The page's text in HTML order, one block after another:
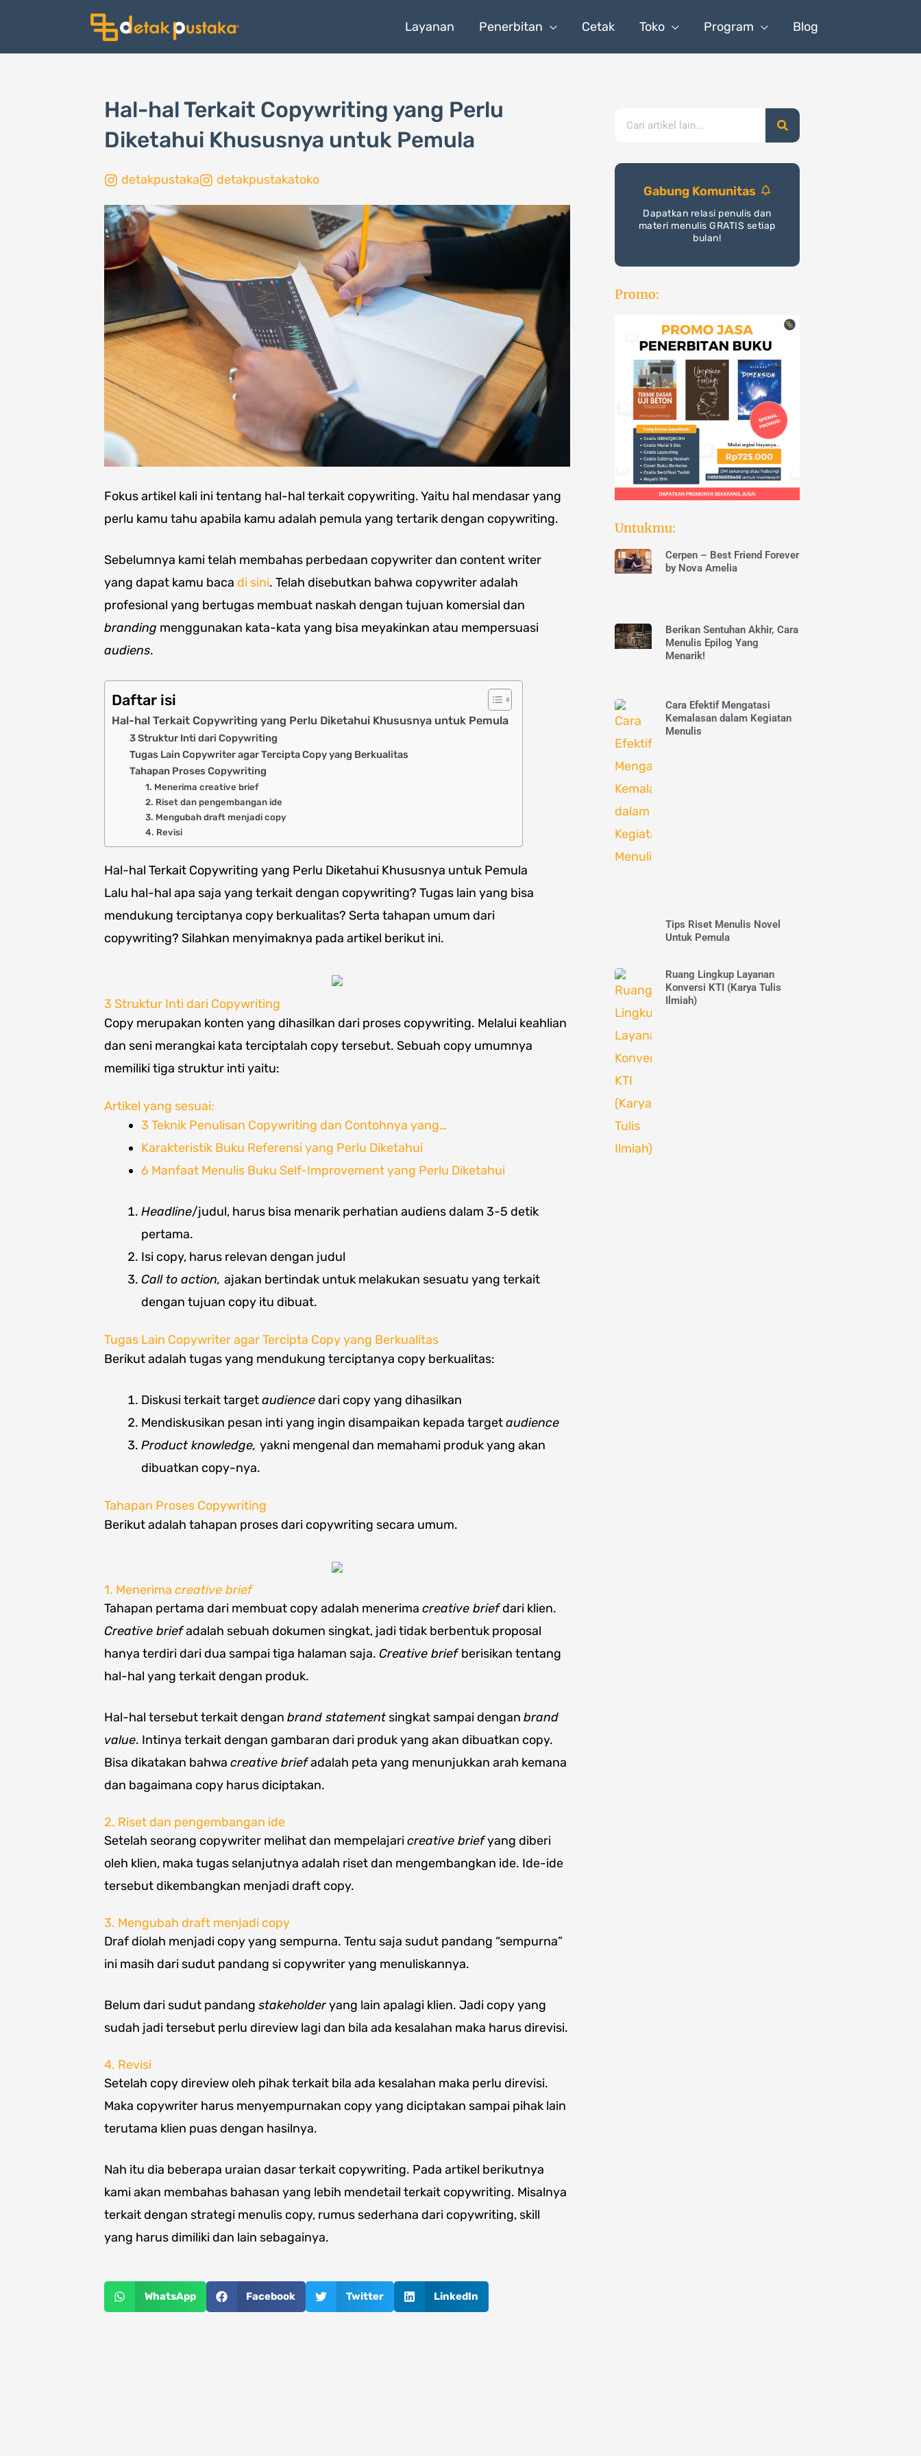
konten
Layanan Penerbitan Cetak Toko Program Blog
Hal-hal Terkait Copywriting yang Perlu
Diketahui Khususnya untuk Pemula
detakpustaka detakpustakatoko
Fokus artikel kali ini tentang hal-hal terkait copywriting. Yaitu hal mendasar yang
perlu kamu tahu apabila kamu adalah pemula yang tertarik dengan copywriting.
Sebelumnya kami telah membahas perbedaan copywriter dan content writer
yang dapat kamu baca di sini. Telah disebutkan bahwa copywriter adalah
profesional yang bertugas membuat naskah dengan tujuan komersial dan
branding menggunakan kata-kata yang bisa meyakinkan atau mempersuasi
audiens.
Daftar isi
Hal-hal Terkait Copywriting yang Perlu Diketahui Khususnya untuk Pemula
3 Struktur Inti dari Copywriting
Tugas Lain Copywriter agar Tercipta Copy yang Berkualitas
Tahapan Proses Copywriting
1. Menerima creative brief
2. Riset dan pengembangan ide
3. Mengubah draft menjadi copy
4. Revisi
Hal-hal Terkait Copywriting yang Perlu Diketahui Khususnya untuk Pemula
Lalu hal-hal apa saja yang terkait dengan copywriting? Tugas lain yang bisa
mendukung terciptanya copy berkualitas? Serta tahapan umum dari
copywriting? Silahkan menyimaknya pada artikel berikut ini.
3 Struktur Inti dari Copywriting
Copy merupakan konten yang dihasilkan dari proses copywriting. Melalui keahlian
dan seni merangkai kata terciptalah copy tersebut. Sebuah copy umumnya
memiliki tiga struktur inti yaitu:
Artikel yang sesuai:
3 Teknik Penulisan Copywriting dan Contohnya yang…
Karakteristik Buku Referensi yang Perlu Diketahui
6 Manfaat Menulis Buku Self-Improvement yang Perlu Diketahui
Headline/judul, harus bisa menarik perhatian audiens dalam 3-5 detik
pertama.
Isi copy, harus relevan dengan judul
Call to action, ajakan bertindak untuk melakukan sesuatu yang terkait
dengan tujuan copy itu dibuat.
Tugas Lain Copywriter agar Tercipta Copy yang Berkualitas
Berikut adalah tugas yang mendukung terciptanya copy berkualitas:
Diskusi terkait targetaudiencedari copy yang dihasilkan
Mendiskusikan pesan inti yang ingin disampaikan kepada targetaudience
Product knowledge, yakni mengenal dan memahami produk yang akan
dibuatkan copy-nya.
Tahapan Proses Copywriting
Berikut adalah tahapan proses dari copywriting secara umum.
1. Menerima creative brief
Tahapan pertama dari membuat copy adalah menerima creative briefdari klien.
Creative briefadalah sebuah dokumen singkat, jadi tidak berbentuk proposal
hanya terdiri dari dua sampai tiga halaman saja. Creative briefberisikan tentang
hal-hal yang terkait dengan produk.
Hal-hal tersebut terkait dengan brand statement singkat sampai dengan brand
value. Intinya terkait dengan gambaran dari produk yang akan dibuatkan copy.
Bisa dikatakan bahwa creative briefadalah peta yang menunjukkan arah kemana
dan bagaimana copy harus diciptakan.
2. Riset dan pengembangan ide
Setelah seorang copywriter melihat dan mempelajaricreative briefyang diberi
oleh klien, maka tugas selanjutnya adalah riset dan mengembangkan ide. Ide-ide
tersebut dikembangkan menjadi draft copy.
3. Mengubah draft menjadi copy
Draf diolah menjadi copy yang sempurna. Tentu saja sudut pandang “sempurna”
ini masih dari sudut pandang si copywriter yang menuliskannya.
Belum dari sudut pandang stakeholderyang lain apalagi klien. Jadi copy yang
sudah jadi tersebut perlu direview lagi dan bila ada kesalahan maka harus direvisi.
4. Revisi
Setelah copy direview oleh pihak terkait bila ada kesalahan maka perlu direvisi.
Maka copywriter harus menyempurnakan copy yang diciptakan sampai pihak lain
terutama klien puas dengan hasilnya.
Nah itu dia beberapa uraian dasar terkait copywriting. Pada artikel berikutnya
kami akan membahas bahasan yang lebih mendetail terkait copywriting. Misalnya
terkait dengan strategi menulis copy, rumus sederhana dari copywriting, skill
yang harus dimiliki dan lain sebagainya.
WhatsApp Facebook Twitter LinkedIn
Gabung Komunitas
Dapatkan relasi penulis dan
materi menulis GRATIS setiap
bulan!
Promo:
Untukmu:
Cerpen – Best Friend Forever
by Nova Amelia
Berikan Sentuhan Akhir, Cara
Menulis Epilog Yang
Menarik!
Cara Efektif Mengatasi
Kemalasan dalam Kegiatan
Menulis
Tips Riset Menulis Novel
Untuk Pemula
Ruang Lingkup Layanan
Konversi KTI (Karya Tulis
Ilmiah)